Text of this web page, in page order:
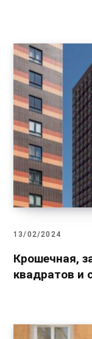
13/02/2024
Крошечная,
квадратов и